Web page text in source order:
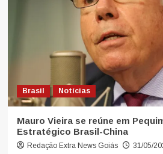
Brasil Notícias
Mauro Vieira se reúne em
Estratégico Brasil-China
Redação Extra News Goiás
31/05/